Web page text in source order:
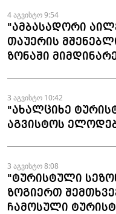
4 აგვისტო 9:54
"ამბასადორი
თაუერის
ზონაში
3 აგვისტო 10:42
"ახალციხე
აგვისტოს
3 აგვისტო 8:08
"ტურისტული
ზოგიერთ
ჩამოსული